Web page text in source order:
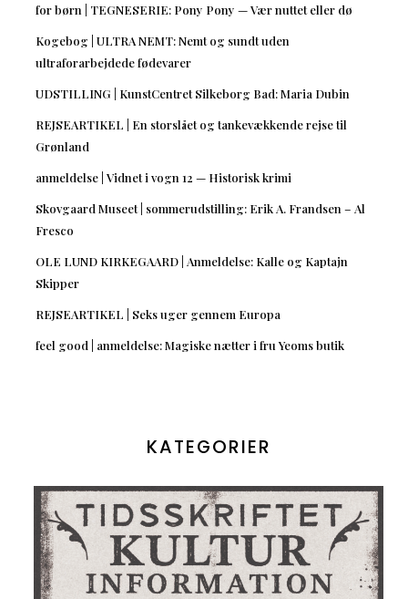
for børn | TEGNESERIE: Pony Pony — Vær nuttet eller dø
Kogebog | ULTRA NEMT: Nemt og sundt uden
ultraforarbejdede fødevarer
UDSTILLING | KunstCentret Silkeborg Bad: Maria Dubin
REJSEARTIKEL | En storslået og tankevækkende rejse til
Grønland
anmeldelse | Vidnet i vogn 12 — Historisk krimi
Skovgaard Museet | sommerudstilling: Erik A. Frandsen – Al
Fresco
OLE LUND KIRKEGAARD | Anmeldelse: Kalle og Kaptajn
Skipper
REJSEARTIKEL | Seks uger gennem Europa
feel good | anmeldelse: Magiske nætter i fru Yeoms butik
KATEGORIER